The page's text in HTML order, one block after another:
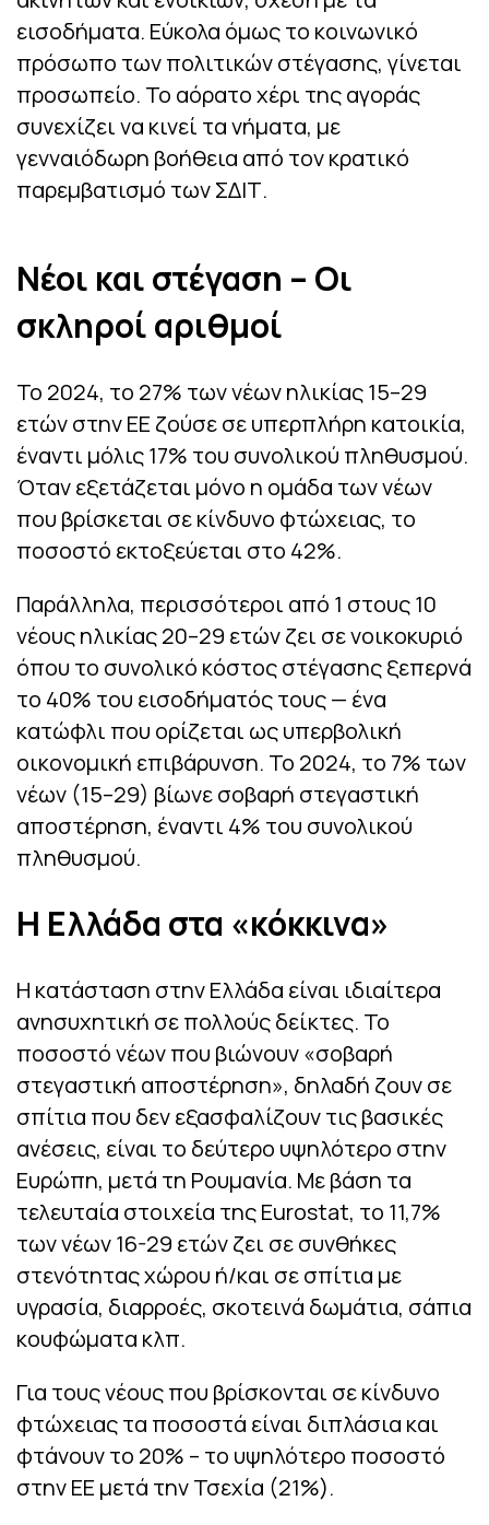
εισοδήματα. Εύκολα όμως το κοινωνικό
πρόσωπο των πολιτικών στέγασης, γίνεται
προσωπείο. Το αόρατο χέρι της αγοράς
συνεχίζει να κινεί τα νήματα, με
γενναιόδωρη βοήθεια από τον κρατικό
παρεμβατισμό των ΣΔΙΤ.
Νέοι και στέγαση – Οι
σκληροί αριθμοί
Το 2024, το 27% των νέων ηλικίας 15–29
ετών στην ΕΕ ζούσε σε υπερπλήρη κατοικία,
έναντι μόλις 17% του συνολικού πληθυσμού.
Όταν εξετάζεται μόνο η ομάδα των νέων
που βρίσκεται σε κίνδυνο φτώχειας, το
ποσοστό εκτοξεύεται στο 42%.
Παράλληλα, περισσότεροι από 1 στους 10
νέους ηλικίας 20–29 ετών ζει σε νοικοκυριό
όπου το συνολικό κόστος στέγασης ξεπερνά
το 40% του εισοδήματός τους — ένα
κατώφλι που ορίζεται ως υπερβολική
οικονομική επιβάρυνση. Το 2024, το 7% των
νέων (15–29) βίωνε σοβαρή στεγαστική
αποστέρηση, έναντι 4% του συνολικού
πληθυσμού.
Η Ελλάδα στα «κόκκινα»
Η κατάσταση στην Ελλάδα είναι ιδιαίτερα
ανησυχητική σε πολλούς δείκτες. Το
ποσοστό νέων που βιώνουν «σοβαρή
στεγαστική αποστέρηση», δηλαδή ζουν σε
σπίτια που δεν εξασφαλίζουν τις βασικές
ανέσεις, είναι το δεύτερο υψηλότερο στην
Ευρώπη, μετά τη Ρουμανία. Με βάση τα
τελευταία στοιχεία της Εurostat, το 11,7%
των νέων 16-29 ετών ζει σε συνθήκες
στενότητας χώρου ή/και σε σπίτια με
υγρασία, διαρροές, σκοτεινά δωμάτια, σάπια
κουφώματα κλπ.
Για τους νέους που βρίσκονται σε κίνδυνο
φτώχειας τα ποσοστά είναι διπλάσια και
φτάνουν το 20% – το υψηλότερο ποσοστό
στην ΕΕ μετά την Τσεχία (21%).